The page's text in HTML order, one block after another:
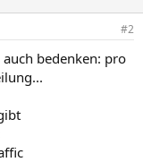
#2
bedenken: pro